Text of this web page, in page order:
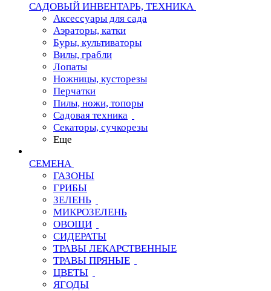
САДОВЫЙ ИНВЕНТАРЬ, ТЕХНИКА
Аксессуары для сада
Аэраторы, катки
Буры, культиваторы
Вилы, грабли
Лопаты
Ножницы, кусторезы
Перчатки
Пилы, ножи, топоры
Садовая техника
Секаторы, сучкорезы
Еще
СЕМЕНА
ГАЗОНЫ
ГРИБЫ
ЗЕЛЕНЬ
МИКРОЗЕЛЕНЬ
ОВОЩИ
СИДЕРАТЫ
ТРАВЫ ЛЕКАРСТВЕННЫЕ
ТРАВЫ ПРЯНЫЕ
ЦВЕТЫ
ЯГОДЫ